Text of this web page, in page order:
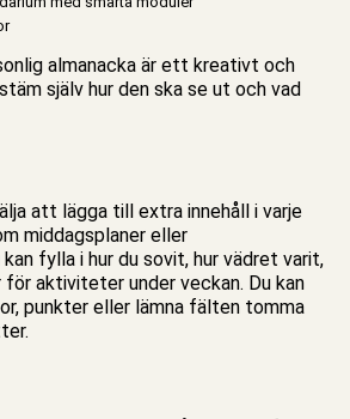
almanacka är ett kreativt och
själv hur den ska se ut och vad
att lägga till extra innehåll i varje
middagsplaner eller
fylla i hur du sovit, hur vädret varit,
för aktiviteter under veckan. Du kan
punkter eller lämna fälten tomma